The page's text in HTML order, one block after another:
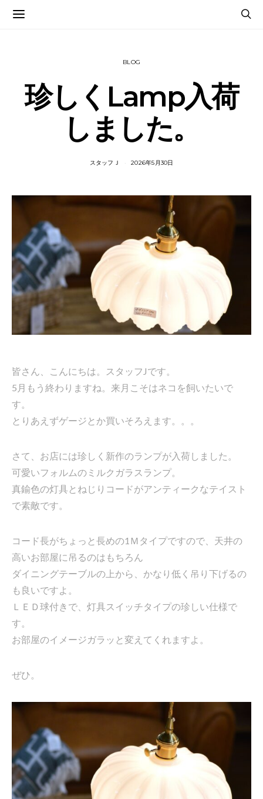
BLOG
珍しくLamp入荷
しました。
スタッフＪ 2026年5月30日
皆さん、こんにちは。スタッフJです。
5月もう終わりますね。来月こそはネコを飼いたいで
す。
とりあえずゲージとか買いそろえます。。。
さて、お店には珍しく新作のランプが入荷しました。
可愛いフォルムのミルクガラスランプ。
真鍮色の灯具とねじりコードがアンティークなテイスト
で素敵です。
コード長がちょっと長めの1Ｍタイプですので、天井の
高いお部屋に吊るのはもちろん
ダイニングテーブルの上から、かなり低く吊り下げるの
も良いですよ。
ＬＥＤ球付きで、灯具スイッチタイプの珍しい仕様で
す。
お部屋のイメージガラッと変えてくれますよ。
ぜひ。